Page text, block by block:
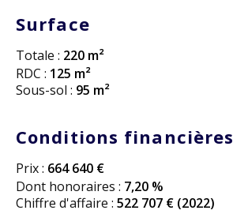
Surface
Totale : 220 m²
RDC : 125 m²
Sous-sol : 95 m²
Conditions financières
Prix : 664 640 €
Dont honoraires : 7,20 %
Chiffre d'affaire : 522 707 € (2022)